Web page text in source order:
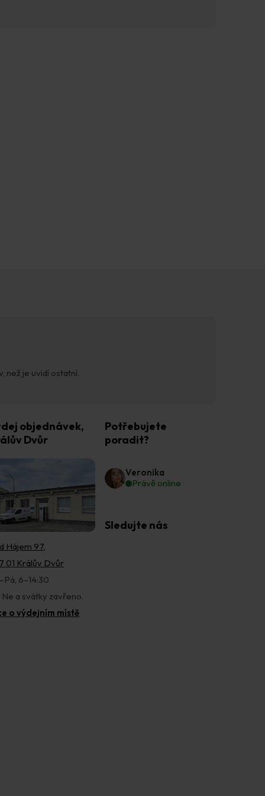
než je uvidí ostatní.
objednávek,
Dvůr
Hájem 97,
01 Králův Dvůr
6–14:30
Ne a svátky zavřeno.
o výdejním místě
Potřebujete
poradit?
Veronika
Právě online
Sledujte nás